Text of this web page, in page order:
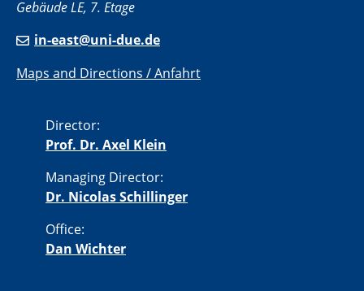
Gebäude LE, 7. Etage
in-east@uni-due.de
Maps and Directions / Anfahrt
Director:
Prof. Dr. Axel Klein
Managing Director:
Dr. Nicolas Schillinger
Office:
Dan Wichter